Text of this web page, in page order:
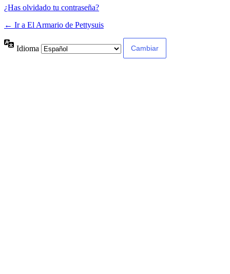
¿Has olvidado tu contraseña?
← Ir a El Armario de Pettysuis
Idioma